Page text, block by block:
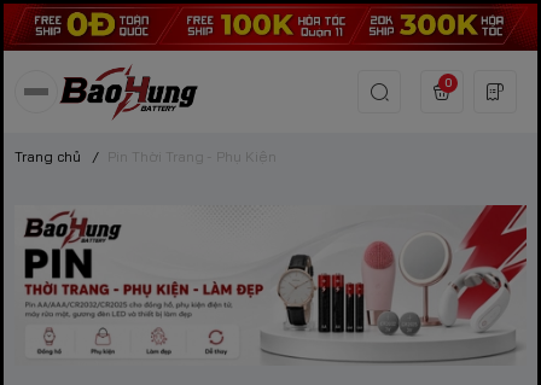
0
Trang chủ / Pin Thời Trang - Phụ Kiện